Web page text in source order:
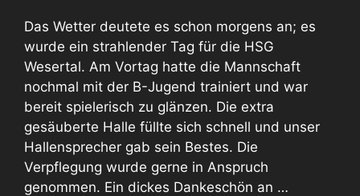
Das Wetter deutete es schon morgens an; es
wurde ein strahlender Tag für die HSG
Wesertal. Am Vortag hatte die Mannschaft
nochmal mit der B-Jugend trainiert und war
bereit spielerisch zu glänzen. Die extra
gesäuberte Halle füllte sich schnell und unser
Hallensprecher gab sein Bestes. Die
Verpflegung wurde gerne in Anspruch
genommen. Ein dickes Dankeschön an …